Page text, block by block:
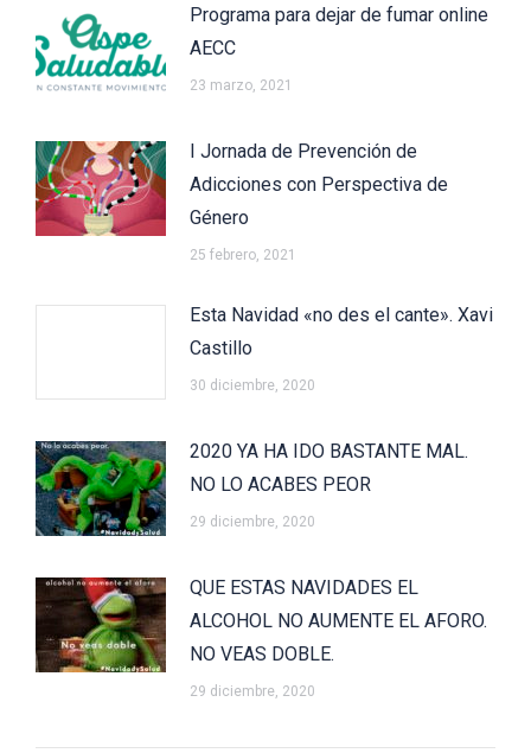
Programa para dejar de fumar online
AECC
23 marzo, 2021
I Jornada de Prevención de
Adicciones con Perspectiva de
Género
25 febrero, 2021
Esta Navidad «no des el cante». Xavi
Castillo
30 diciembre, 2020
2020 YA HA IDO BASTANTE MAL.
NO LO ACABES PEOR
29 diciembre, 2020
QUE ESTAS NAVIDADES EL
ALCOHOL NO AUMENTE EL AFORO.
NO VEAS DOBLE.
29 diciembre, 2020